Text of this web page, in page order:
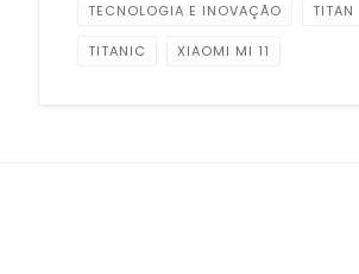
TECNOLOGIA E INOVAÇÃO TITAN
TITANIC XIAOMI MI 11